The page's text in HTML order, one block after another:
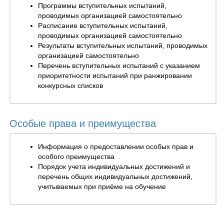
Программы вступительных испытаний,
проводимых организацией самостоятельно
Расписание вступительных испытаний,
проводимых организацией самостоятельно
Результаты вступительных испытаний, проводимых
организацией самостоятельно
Перечень вступительных испытаний с указанием
приоритетности испытаний при ранжировании
конкурсных списков
Особые права и преимущества
Информация о предоставлении особых прав и
особого преимущества
Порядок учета индивидуальных достижений и
перечень общих индивидуальных достижений,
учитываемых при приёме на обучение